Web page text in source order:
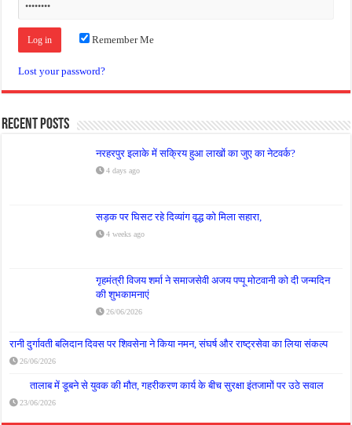
Remember Me
Lost your password?
Recent Posts
नरहरपुर इलाके में सक्रिय हुआ लाखों का जुए का नेटवर्क?
4 days ago
सड़क पर घिसट रहे दिव्यांग वृद्ध को मिला सहारा,
4 weeks ago
गृहमंत्री विजय शर्मा ने समाजसेवी अजय पप्पू मोटवानी को दी जन्मदिन
की शुभकामनाएं
26/06/2026
रानी दुर्गावती बलिदान दिवस पर शिवसेना ने किया नमन, संघर्ष और राष्ट्रसेवा का लिया संकल्प
26/06/2026
तालाब में डूबने से युवक की मौत, गहरीकरण कार्य के बीच सुरक्षा इंतजामों पर उठे सवाल
23/06/2026